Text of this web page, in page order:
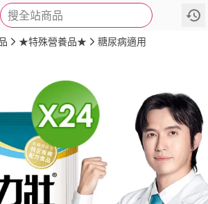
搜全站商品
評價 詳情
★特殊營養品★ 糖尿病適用